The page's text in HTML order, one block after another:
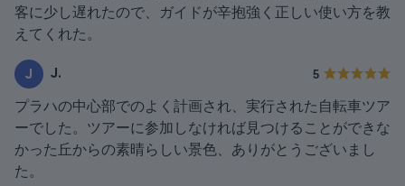
客に少し遅れたので、ガイドが辛抱強く正しい使い方を教
えてくれた。
J J. 5
プラハの中心部でのよく計画され、実行された自転車ツア
ーでした。ツアーに参加しなければ見つけることができな
かった丘からの素晴らしい景色、ありがとうございまし
た。